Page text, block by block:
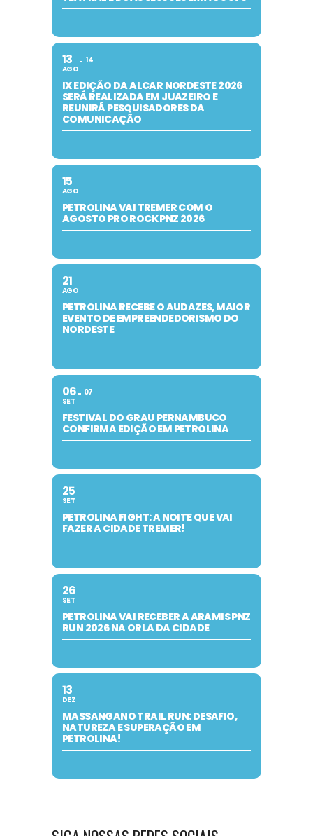
13
AGO
14
IX EDIÇÃO DA ALCAR NORDESTE 2026
SERÁ REALIZADA EM JUAZEIRO E
REUNIRÁ PESQUISADORES DA
COMUNICAÇÃO
15
AGO
PETROLINA VAI TREMER COM O
AGOSTO PRO ROCK PNZ 2026
21
AGO
PETROLINA RECEBE O AUDAZES, MAIOR
EVENTO DE EMPREENDEDORISMO DO
NORDESTE
06
SET
07
FESTIVAL DO GRAU PERNAMBUCO
CONFIRMA EDIÇÃO EM PETROLINA
25
SET
PETROLINA FIGHT: A NOITE QUE VAI
FAZER A CIDADE TREMER!
26
SET
PETROLINA VAI RECEBER A ARAMIS PNZ
RUN 2026 NA ORLA DA CIDADE
13
DEZ
MASSANGANO TRAIL RUN: DESAFIO,
NATUREZA E SUPERAÇÃO EM
PETROLINA!